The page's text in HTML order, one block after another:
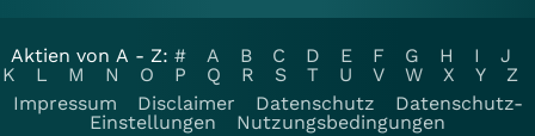
Aktien von A - Z: # A B C D E F G H I
J
K
L M N O P Q R S T U V W X Y
Z
Impressum
Disclaimer Datenschutz
Datenschutz-
Einstellungen
Nutzungsbedingungen